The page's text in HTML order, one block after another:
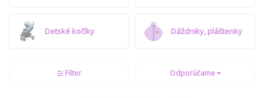
Detské kočíky Dáždniky, pláštenky
Filter Odporúčame